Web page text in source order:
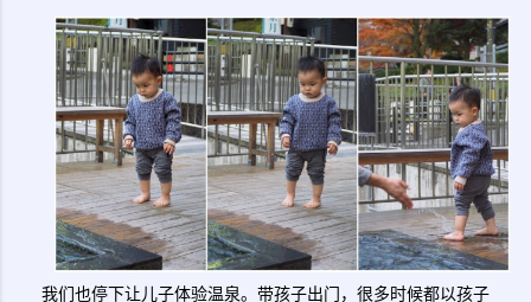
我们也停下让儿子体验温泉。带孩子出门，很多时候都以孩子